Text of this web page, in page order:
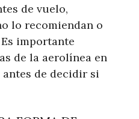
de vuelo,
lo recomiendan o
importante
de la aerolínea en
de decidir si